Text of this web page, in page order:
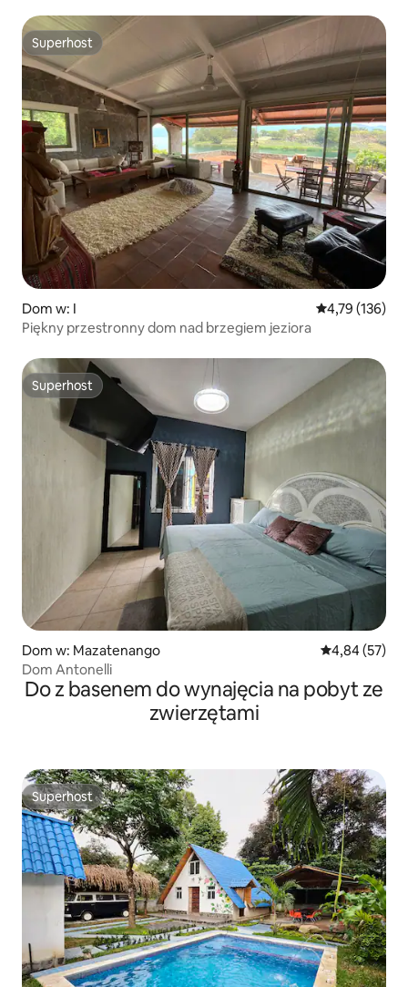
Superhost
Superhost
Dom w: I Średnia
4,79 (136)
Piękny przestronny dom nad brzegiem jeziora
Superhost
Superhost
Dom w: Mazatenango Średnia
4,84 (57)
Dom Antonelli
Do z basenem do wynajęcia na pobyt ze
zwierzętami
Superhost
Superhost